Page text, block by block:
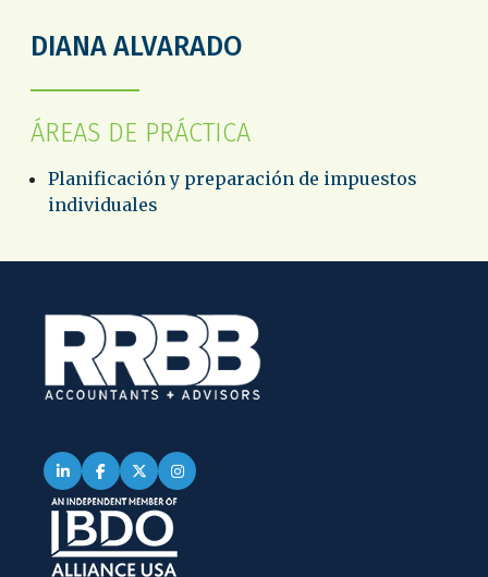
DIANA ALVARADO
ÁREAS DE PRÁCTICA
Planificación y preparación de impuestos
individuales